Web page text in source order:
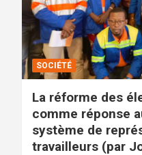
SOCIÉTÉ
La réforme des
comme réponse
système de
travailleurs (par